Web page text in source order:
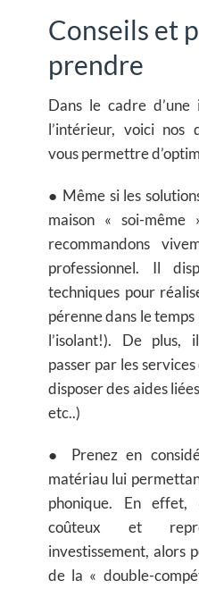
Conseils et
prendre
Dans le cadre
l’intérieur, voici nos
vous permettre
● Même si les
maison « soi-même
recommandons
professionnel. Il
techniques pour
pérenne dans le
l’isolant!). De plus,
passer par les
disposer des aides
etc..)
● Prenez en
matériau lui
phonique. En
coûteux et
investissement, alors
de la « double-